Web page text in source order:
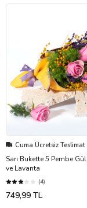
Cuma Ücretsiz Teslimat
Sarı Bukette 5 Pembe
ve Lavanta
(4)
749,99 TL